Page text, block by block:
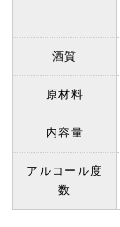
酒質
原材料
内容量
アルコール度
数